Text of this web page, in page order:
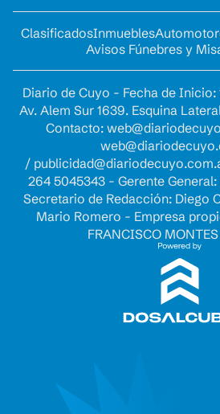
ClasificadosInmuebles
Avisos Fúnebres y
Diario de Cuyo - Fecha de
Av. Alem Sur 1639. Esquina
Contacto:
/
264 5045343 - Gerente
Secretario de Redacción: Diego
Mario Romero - Empresa
FRANCISCO MONTES